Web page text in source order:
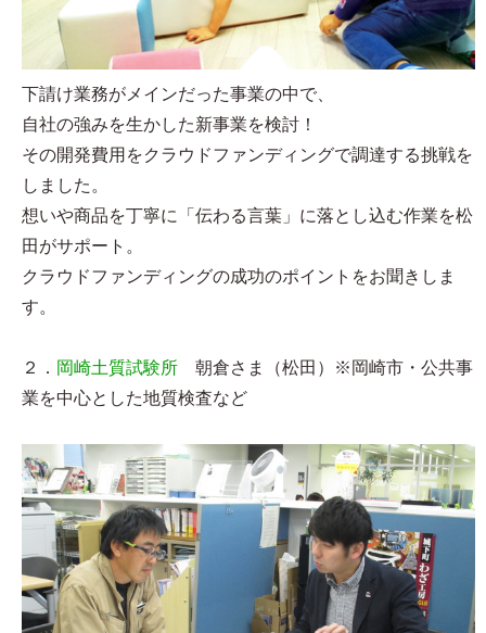
下請け業務がメインだった事業の中で、
自社の強みを生かした新事業を検討！
その開発費用をクラウドファンディングで調達する挑戦を
しました。
想いや商品を丁寧に「伝わる言葉」に落とし込む作業を松
田がサポート。
クラウドファンディングの成功のポイントをお聞きしま
す。
２． 岡崎土質試験所 朝倉さま（松田）※岡崎市・公共事
業を中心とした地質検査など